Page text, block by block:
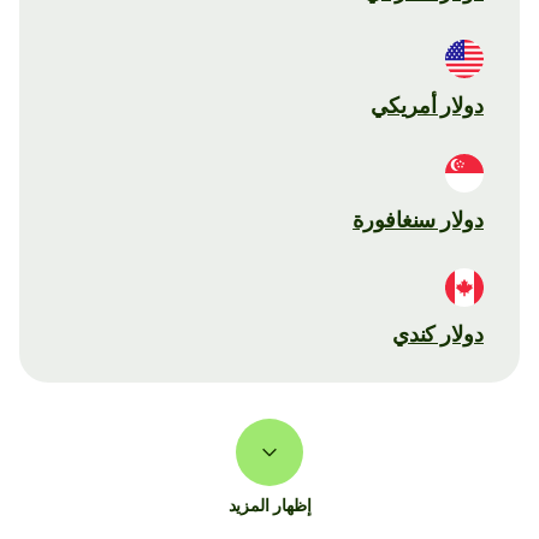
دولار أمريكي
دولار سنغافورة
دولار كندي
إظهار المزيد